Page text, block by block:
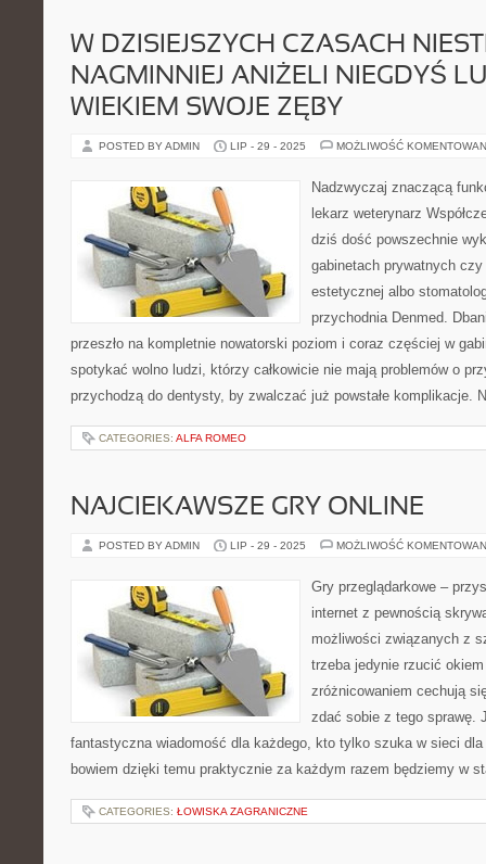
W DZISIEJSZYCH CZASACH
NAGMINNIEJ ANIŻELI NIEGDYŚ
WIEKIEM SWOJE ZĘBY
POSTED BY ADMIN LIP - 29 - 2025 MOŻLIWOŚĆ
Nadzwyczaj znaczącą
lekarz weterynarz
dziś dość powszechnie
gabinetach prywatnych
estetycznej albo
przychodnia Denmed.
przeszło na kompletnie nowatorski poziom i coraz częściej w
spotykać wolno ludzi, którzy całkowicie nie mają problemów o
przychodzą do dentysty, by zwalczać już powstałe komplikacje.
CATEGORIES: ALFA ROMEO
NAJCIEKAWSZE GRY ONLINE
POSTED BY ADMIN LIP - 29 - 2025 MOŻLIWOŚĆ
Gry przeglądarkowe –
internet z pewnością
możliwości związanych z
trzeba jedynie rzucić
zróżnicowaniem cechują
zdać sobie z tego sprawę.
fantastyczna wiadomość dla każdego, kto tylko szuka w sieci
bowiem dzięki temu praktycznie za każdym razem będziemy w
CATEGORIES: ŁOWISKA ZAGRANICZNE